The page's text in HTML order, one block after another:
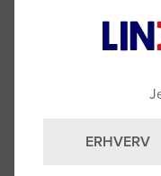
ERHVERV